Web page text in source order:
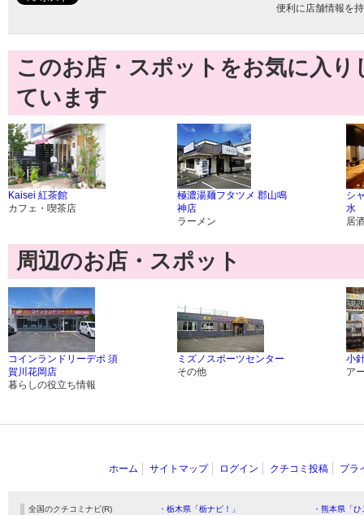
便利に店舗情報を
このお店・スポットをお気に入
ています
Kaisei 紅茶館
カフェ・喫茶店
極濃湯麺フタツメ 郡山鳴
神店
ラーメン
シ
水
居
周辺のお店・スポット
コインランドリーデポ 須
賀川花岡店
暮らしの役立ち情報
ミズノスポーツセンター
その他
小
ア
ホーム サイトマップ ログイン クチコミ投稿 プラ
全国のクチコミナビ(R) ・栃木県「栃ナビ！」
・熊本県「